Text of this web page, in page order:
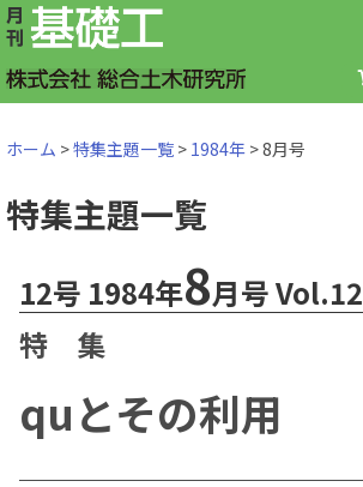
ホーム >特集主題一覧 > 1984年 > 8月号
特集主題一覧
12号 1984年8月号 Vol.12
特 集
quとその利用